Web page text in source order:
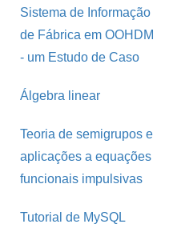
Sistema de Informação
de Fábrica em OOHDM
- um Estudo de Caso
Álgebra linear
Teoria de semigrupos e
aplicações a equações
funcionais impulsivas
Tutorial de MySQL